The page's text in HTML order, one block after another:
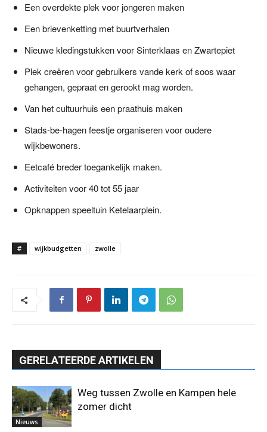
Een overdekte plek voor jongeren maken
Een brievenketting met buurtverhalen
Nieuwe kledingstukken voor Sinterklaas en Zwartepiet
Plek creëren voor gebruikers vande kerk of soos waar
gehangen, gepraat en gerookt mag worden.
Van het cultuurhuis een praathuis maken
Stads-be-hagen feestje organiseren voor oudere
wijkbewoners.
Eetcafé breder toegankelijk maken.
Activiteiten voor 40 tot 55 jaar
Opknappen speeltuin Ketelaarplein.
# wijkbudgetten zwolle
GERELATEERDE ARTIKELEN
Nieuws
Weg tussen Zwolle en Kampen hele
zomer dicht